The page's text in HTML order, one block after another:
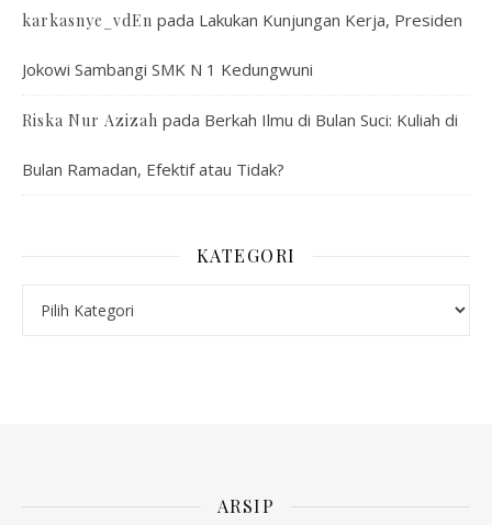
karkasnye_vdEn pada Lakukan Kunjungan Kerja, Presiden
Jokowi Sambangi SMK N 1 Kedungwuni
Riska Nur Azizah pada Berkah Ilmu di Bulan Suci: Kuliah di
Bulan Ramadan, Efektif atau Tidak?
KATEGORI
ARSIP